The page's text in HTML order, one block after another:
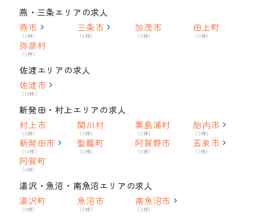
燕・三条エリアの求人
燕市
（2件）
三条市
（6件）
加茂市
（0件）
田上町
（0件）
弥彦村
（0件）
佐渡エリアの求人
佐渡市
（18件）
新発田・村上エリアの求人
村上市
（0件）
関川村
（0件）
粟島浦村
（0件）
胎内市
（2件）
新発田市
（14件）
聖籠町
（0件）
阿賀野市
（0件）
五泉市
（1件）
阿賀町
（0件）
湯沢・魚沼・南魚沼エリアの求人
湯沢町
（0件）
魚沼市
（0件）
南魚沼市
（2件）